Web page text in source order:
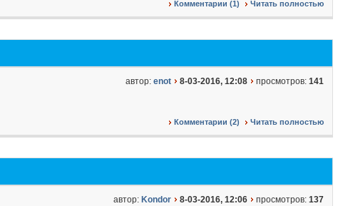
Комментарии (1) Читать полностью
автор: enot 8-03-2016, 12:08 просмотров: 141
Комментарии (2) Читать полностью
автор: Kondor 8-03-2016, 12:06 просмотров: 137